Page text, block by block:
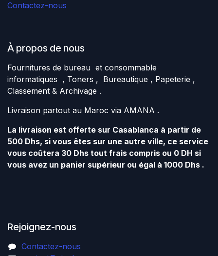
Contactez-nous
À propos de nous
Fournitures de bureau et consommable
informatiques , Toners , Bureautique , Papeterie ,
Classement & Archivage .
Livraison partout au Maroc via AMANA .
La livraison est offerte sur Casablanca à partir de
500 Dhs, si vous êtes sur une autre ville, ce service
vous coûtera 30 Dhs tout frais compris ou 0 DH si
vous avez un panier supérieur ou égal à 1000 Dhs .
Rejoignez-nous
Contactez-nous